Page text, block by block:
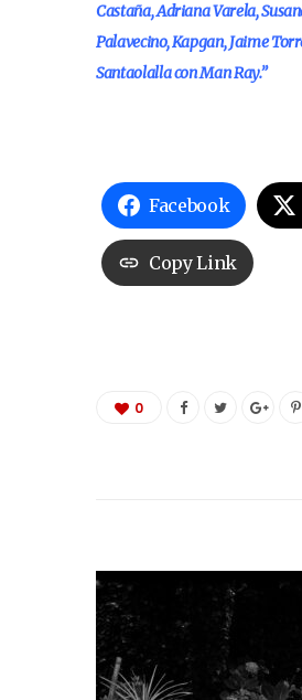
Castaña, Adriana Varela,
Palavecino, Kapgan, Jaime
Santaolalla con Man Ray.”
Facebook
Copy Link
0